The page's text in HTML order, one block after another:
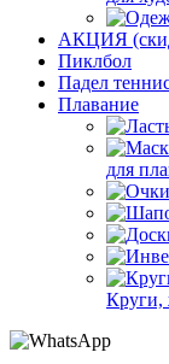
АКЦИЯ
Пиклбол
Падел
Плавание
для
Круги,